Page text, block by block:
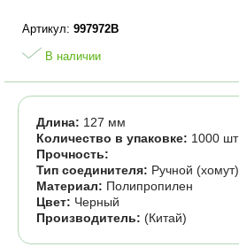
Артикул: 997972B
В наличии
Длина: 127 мм
Количество в упаковке: 1000 шт
Прочность:
Тип соединителя: Ручной (хомут)
Материал: Полипропилен
Цвет: Черный
Производитель: (Китай)